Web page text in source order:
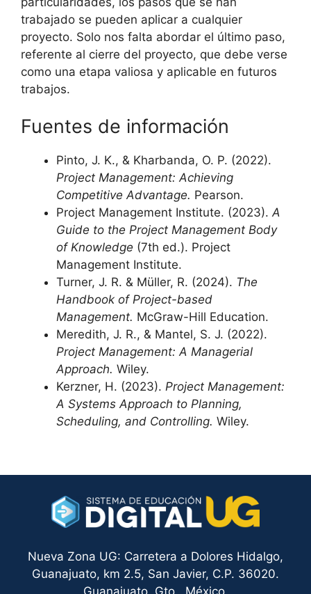
trabajado se pueden aplicar a cualquier
proyecto. Solo nos falta abordar el último paso,
referente al cierre del proyecto, que debe verse
como una etapa valiosa y aplicable en futuros
trabajos.
Fuentes de información
Pinto, J. K., & Kharbanda, O. P. (2022).
Project Management: Achieving
Competitive Advantage. Pearson.
Project Management Institute. (2023).A
Guide to the Project Management Body
of Knowledge (7th ed.). Project
Management Institute.
Turner, J. R. & Müller, R. (2024). The
Handbook of Project-based
Management. McGraw-Hill Education.
Meredith, J. R., & Mantel, S. J. (2022).
Project Management: A Managerial
Approach. Wiley.
Kerzner, H. (2023). Project Management:
A Systems Approach to Planning,
Scheduling, and Controlling. Wiley.
Nueva Zona UG: Carretera a Dolores Hidalgo,
Guanajuato, km 2.5, San Javier, C.P. 36020.